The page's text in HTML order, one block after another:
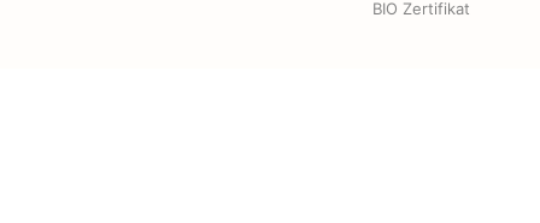
BIO Zertifikat